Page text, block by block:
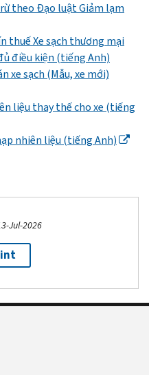
theo Đạo luật Giảm lạm
thuế Xe sạch thương mại
điều kiện (tiếng Anh)
xe sạch (Mẫu, xe mới)
liệu thay thế cho xe (tiếng
nhiên liệu (tiếng Anh)
Jul-2026